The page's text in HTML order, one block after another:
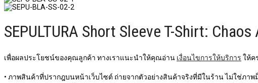
SEPULTURA Short Sleeve T-Shirt:
เพื่อผลประโยชน์ของคุณลูกค้า ทางเราแนะนำให้คุณอ่าน เงื่อนไขการให้บริการ ให้ค
• ภาพสินค้าที่ปรากฎบนหน้าเว็บไซต์ ถ่ายจากตัวอย่างสินค้าจริงที่มีในร้าน ไม่ใช่ภาพ